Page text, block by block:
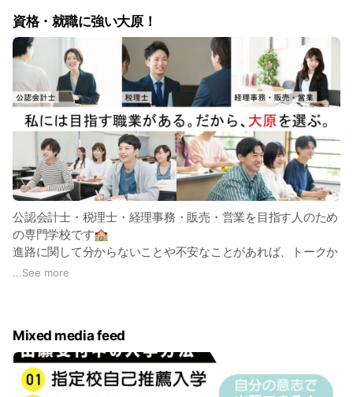
資格・就職に強い大原！
公認会計士・税理士・経理事務・販売・営業を目指す人のため
の専門学校です🏫
進路に関して分からないことや不安なことがあれば、トークか
らいつでも何でも相談してください♪担当が一人ひとり丁寧に
...See more
Mixed media feed